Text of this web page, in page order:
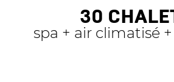
30
spa + air climatisé